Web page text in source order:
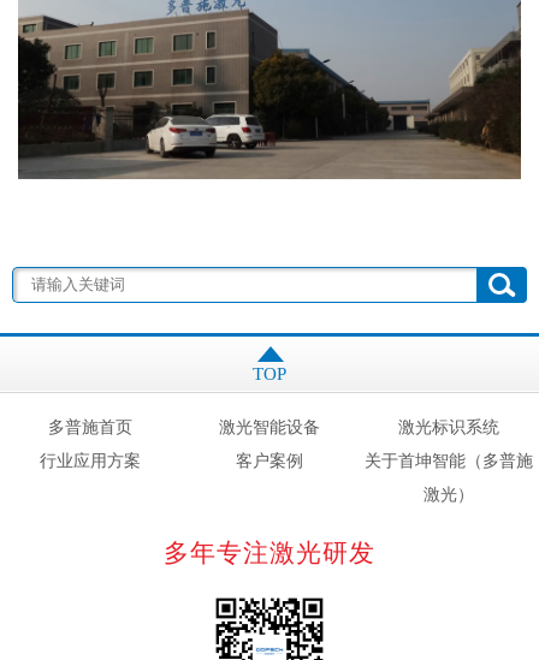
TOP
多普施首页 激光智能设备
激光标识系统
行业应用方案
客户案例
关于首坤智能（多普施
激光）
多年专注激光研发